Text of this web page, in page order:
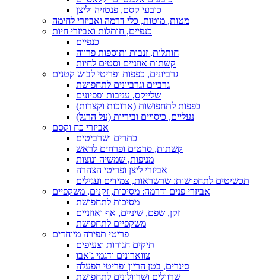
כובעי קסם, פנטזיה וליצן
מטות, מוטות, כלי דרמה ואביזרי לחימה
כנפיים, חותלות ואביזרי חיות
כנפיים
חותלות, זנבות ותוספות פרווה
קשתות אוזניים וסטים לחיות
גרביונים, כפפות ופריטי לבוש קטנים
גרביים וגרביונים לתחפושת
שלייקס, עניבות ופפיונים
כפפות לתחפושות (ארוכות וקצרות)
נעליים, כיסויים וביריות (על הרגל)
אביזרי כח וקסם
כתרים ושרביטים
קשתות, סרטים ופרחים לראש
מניפות, שמשיה ונוצות
אביזרי ליצן ופריטי הצהרה
תכשיטים לתחפושות: שרשראות, צמידים ועגילים
אביזרי פנים ודרמה: מסיכות, זקנים, משקפיים
מסיכות לתחפושת
זקן, שפם, שיניים, אף ואוזניים
משקפיים לתחפושת
פריטי תפירה מיוחדים
תיקים חגורות וצעיפים
צווארונים ודגמי ג'אבו
סינרים, בטן הריון ופריטי הפעלה
שרוולים ושרוולונים לתחפושת